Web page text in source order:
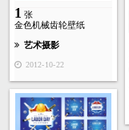
1 张
金色机械齿轮壁纸
艺术摄影
2012-10-22